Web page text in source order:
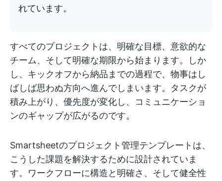
れています。
すべてのプロジェクトは、明確な目標、意欲的な
チーム、そして明確な期限から始まります。しか
し、キックオフから納品までの過程で、物事はし
ばしば思わぬ方向へ進んでしまいます。タスクが
積み上がり、優先度が変化し、コミュニケーショ
ンのギャップが広がるのです。
Smartsheetのプロジェクト管理テンプレートは、
こうした課題を解決するために設計されていま
す。ワークフローに構造と明確さ、そして健全性